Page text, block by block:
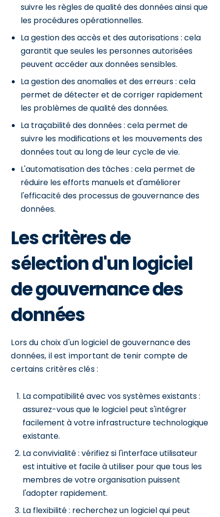
suivre les règles de qualité des données ainsi que
les procédures opérationnelles.
La gestion des accès et des autorisations : cela
garantit que seules les personnes autorisées
peuvent accéder aux données sensibles.
La gestion des anomalies et des erreurs : cela
permet de détecter et de corriger rapidement
les problèmes de qualité des données.
La traçabilité des données : cela permet de
suivre les modifications et les mouvements des
données tout au long de leur cycle de vie.
L'automatisation des tâches : cela permet de
réduire les efforts manuels et d'améliorer
l'efficacité des processus de gouvernance des
données.
Les critères de
sélection d'un logiciel
de gouvernance des
données
Lors du choix d'un logiciel de gouvernance des
données, il est important de tenir compte de
certains critères clés :
La compatibilité avec vos systèmes existants :
assurez-vous que le logiciel peut s'intégrer
facilement à votre infrastructure technologique
existante.
La convivialité : vérifiez si l'interface utilisateur
est intuitive et facile à utiliser pour que tous les
membres de votre organisation puissent
l'adopter rapidement.
La flexibilité : recherchez un logiciel qui peut